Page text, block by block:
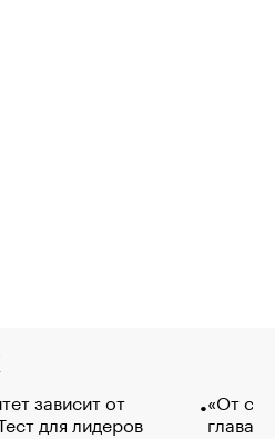
зависит от
для лидеров
«От
глава